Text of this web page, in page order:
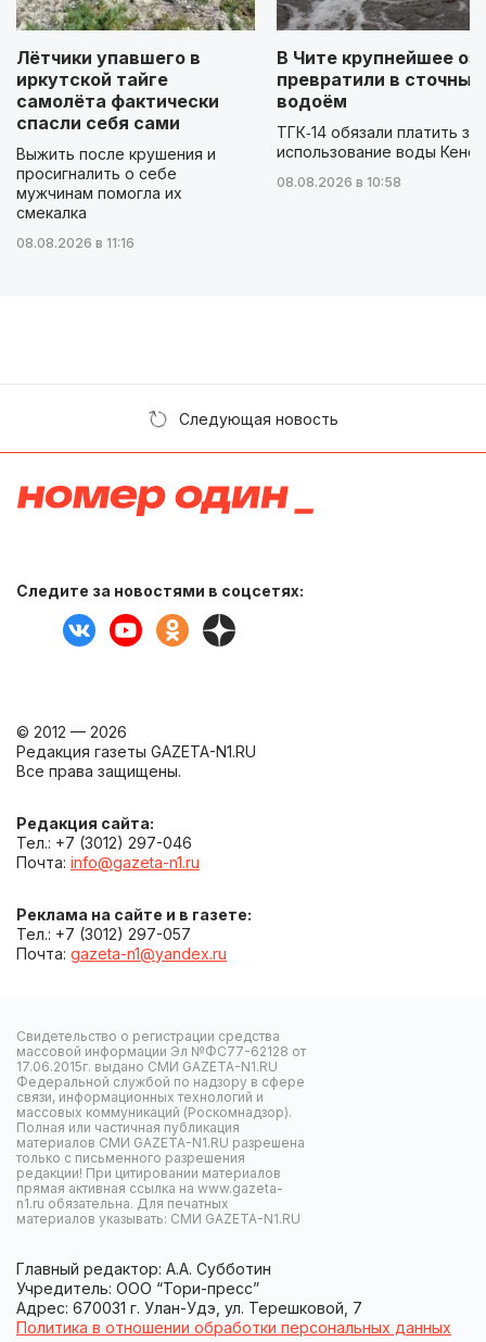
Лётчики упавшего в
иркутской тайге
самолёта фактически
спасли себя сами
Выжить после крушения и
просигналить о себе
мужчинам помогла их
смекалка
08.08.2026 в 11:16
В Чите крупнейшее
превратили в сточный
водоём
ТГК‑14 обязали платить за
использование воды
08.08.2026 в 10:58
Следующая новость
Следите за новостями в соцсетях:
© 2012 — 2026
Редакция газеты GAZETA-N1.RU
Все права защищены.
Редакция сайта:
Тел.: +7 (3012) 297-046
Почта: info@gazeta-n1.ru
Реклама на сайте и в газете:
Тел.: +7 (3012) 297-057
Почта: gazeta-n1@yandex.ru
Свидетельство о регистрации средства
массовой информации Эл №ФС77-62128 от
17.06.2015г. выдано СМИ GAZETA-N1.RU
Федеральной службой по надзору в сфере
связи, информационных технологий и
массовых коммуникаций (Роскомнадзор).
Полная или частичная публикация
материалов СМИ GAZETA-N1.RU разрешена
только с письменного разрешения
редакции! При цитировании материалов
прямая активная ссылка на www.gazeta-
n1.ru обязательна. Для печатных
материалов указывать: СМИ GAZETA-N1.RU
Главный редактор: А.А. Субботин
Учредитель: ООО “Тори-пресс”
Адрес: 670031 г. Улан-Удэ, ул. Терешковой, 7
Политика в отношении обработки персональных данных